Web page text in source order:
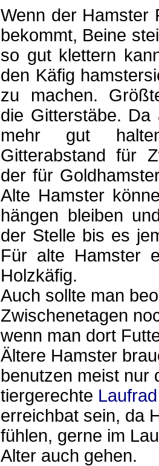
Wenn der Hamster
bekommt, Beine
so gut klettern
den Käfig
zu machen.
die Gitterstäbe.
mehr gut
Gitterabstand für
der für
Alte Hamster
hängen bleiben
der Stelle bis es
Für alte Hamster
Holzkäfig.
Auch sollte man
Zwischenetagen
wenn man dort
Ältere Hamster
benutzen meist nur
tiergerechte Laufrad
erreichbat sein, da
fühlen, gerne im
Alter auch gehen.